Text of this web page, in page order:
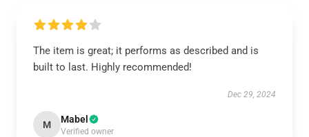
The item is great; it performs as described and is
built to last. Highly recommended!
Dec 29, 2024
M Mabel
Verified owner